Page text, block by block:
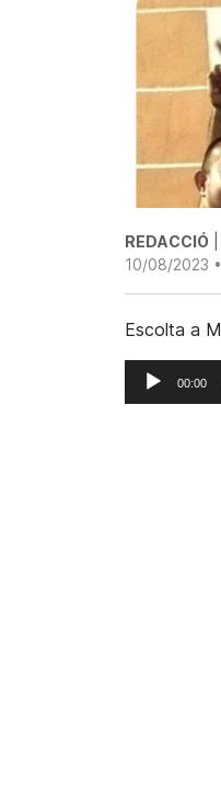
REDACCIÓ
10/08/2023
Escolta a
Reproductor
d'àudio
00:00